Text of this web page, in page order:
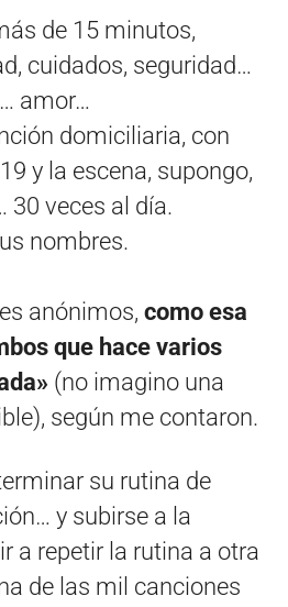
de 15 minutos,
cuidados, seguridad…
amor…
domiciliaria, con
y la escena, supongo,
30 veces al día.
nombres.
anónimos, como esa
que hace varios
(no imagino una
según me contaron.
su rutina de
y subirse a la
a repetir la rutina a otra
de las mil canciones